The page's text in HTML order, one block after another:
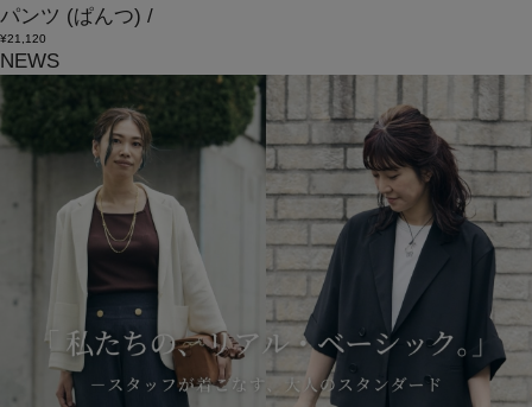
パンツ (ぱんつ) /
¥21,120
NEWS